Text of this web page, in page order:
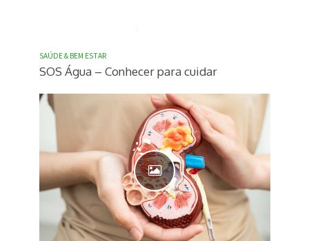
SAÚDE & BEM ESTAR
SOS Água – Conhecer para cuidar